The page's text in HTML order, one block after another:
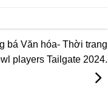
bá Văn hóa- Thời trang
players Tailgate 2024.